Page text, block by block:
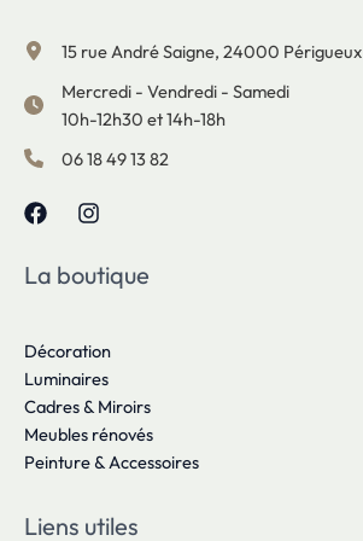
15 rue André Saigne, 24000 Périgueux
Mercredi - Vendredi - Samedi
10h-12h30 et 14h-18h
06 18 49 13 82
La boutique
Décoration
Luminaires
Cadres & Miroirs
Meubles rénovés
Peinture & Accessoires
Liens utiles